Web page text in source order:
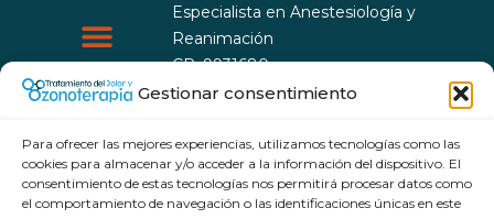
Gestionar consentimiento
Para ofrecer las mejores experiencias, utilizamos tecnologías como las
cookies para almacenar y/o acceder a la información del dispositivo. El
consentimiento de estas tecnologías nos permitirá procesar datos como
el comportamiento de navegación o las identificaciones únicas en este
Especialista en Anestesiología y
Reanimación
CP: 9931680
CEsp: 9999993